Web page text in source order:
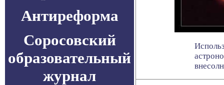
Антиреформа
Соросовский
образовательный
журнал